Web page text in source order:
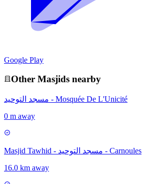
Google Play
Other Masjids nearby
مسجد التوحيد - Mosquée De L'Unicité
0 m away
Masjid Tawhid - مسجد التوحيد - Carnoules
16.0 km away